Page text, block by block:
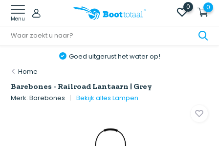
Menu
0 0
Goed uitgerust het water op!
Home
Barebones - Railroad Lantaarn | Grey
Merk:Barebones Bekijk alles Lampen